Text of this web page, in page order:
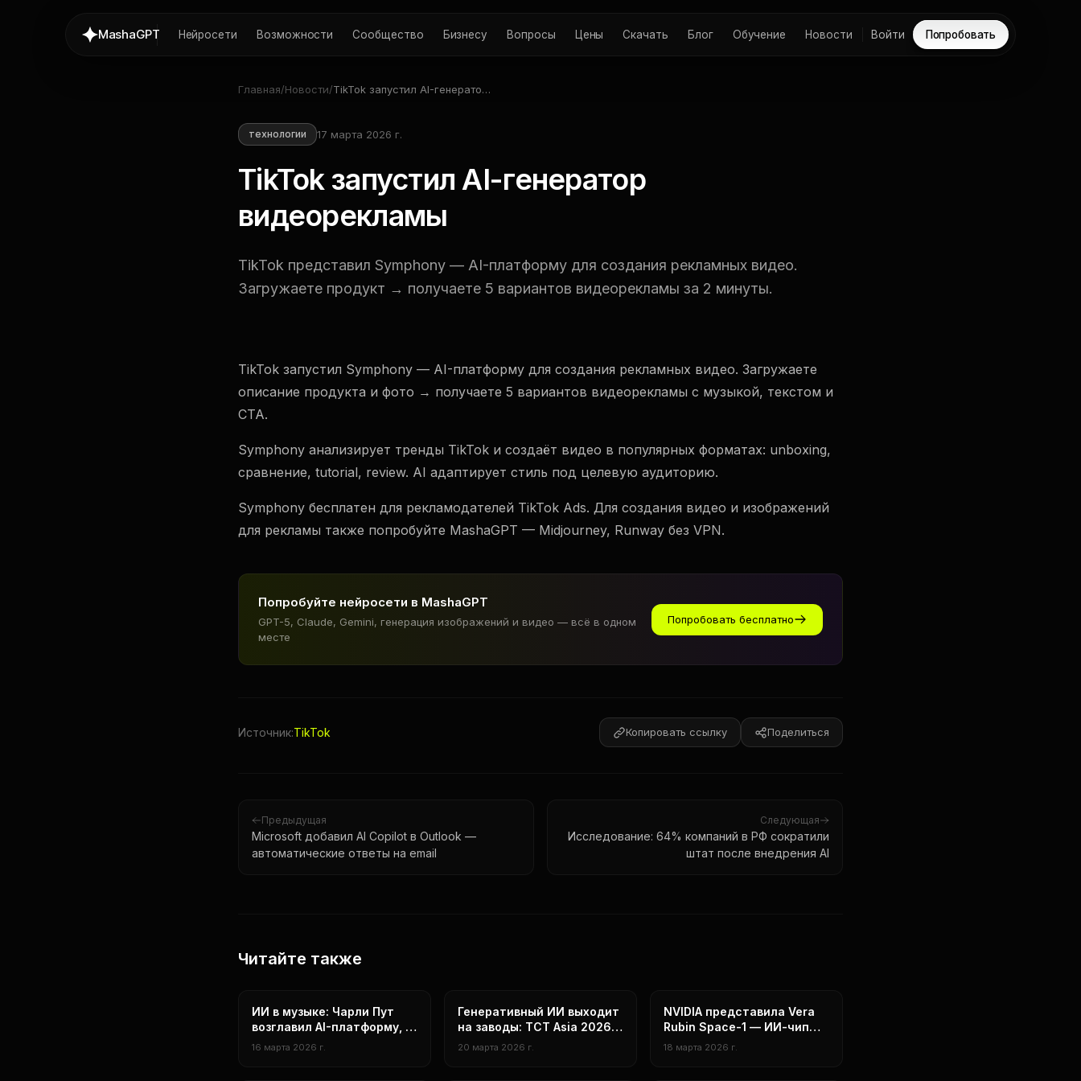
MashaGPT Нейросети Возможности Сообщество Бизнесу Вопросы Цены Скачать Блог Обучение Новости Войти Попробовать
Главная/Новости/TikTok запустил AI-генератор
технологии 17 марта 2026 г.
TikTok запустил AI-генератор
видеорекламы
TikTok представил Symphony — AI-платформу для создания рекламных видео.
Загружаете продукт → получаете 5 вариантов видеорекламы за 2 минуты.
TikTok запустил Symphony — AI-платформу для создания рекламных видео. Загружаете
описание продукта и фото → получаете 5 вариантов видеорекламы с музыкой, текстом и
CTA.
Symphony анализирует тренды TikTok и создаёт видео в популярных форматах: unboxing,
сравнение, tutorial, review. AI адаптирует стиль под целевую аудиторию.
Symphony бесплатен для рекламодателей TikTok Ads. Для создания видео и изображений
для рекламы также попробуйте MashaGPT — Midjourney, Runway без VPN.
Попробуйте нейросети в MashaGPT
GPT-5, Claude, Gemini, генерация изображений и видео — всё в одном
месте
Попробовать бесплатно
Источник:TikTok Копировать ссылку Поделиться
Предыдущая
Microsoft добавил AI Copilot в Outlook —
автоматические ответы на email
Следующая
Исследование: 64% компаний в РФ сократили
штат после внедрения AI
Читайте также
Технологии
ИИ в музыке: Чарли Пут
возглавил AI-платформу, а
Universal строит новые
16 марта 2026 г.
технологии
Генеративный ИИ выходит
на заводы: TCT Asia 2026
показала полный цикл от
20 марта 2026 г.
технологии
NVIDIA представила Vera
Rubin Space-1 — ИИ-чип
для орбитальных дата-
18 марта 2026 г.